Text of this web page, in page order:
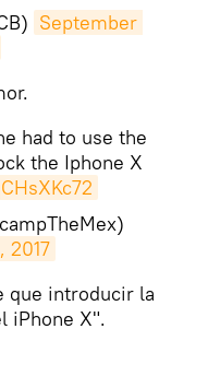
September
had to use the
the Iphone X
2017
que introducir la
iPhone X".